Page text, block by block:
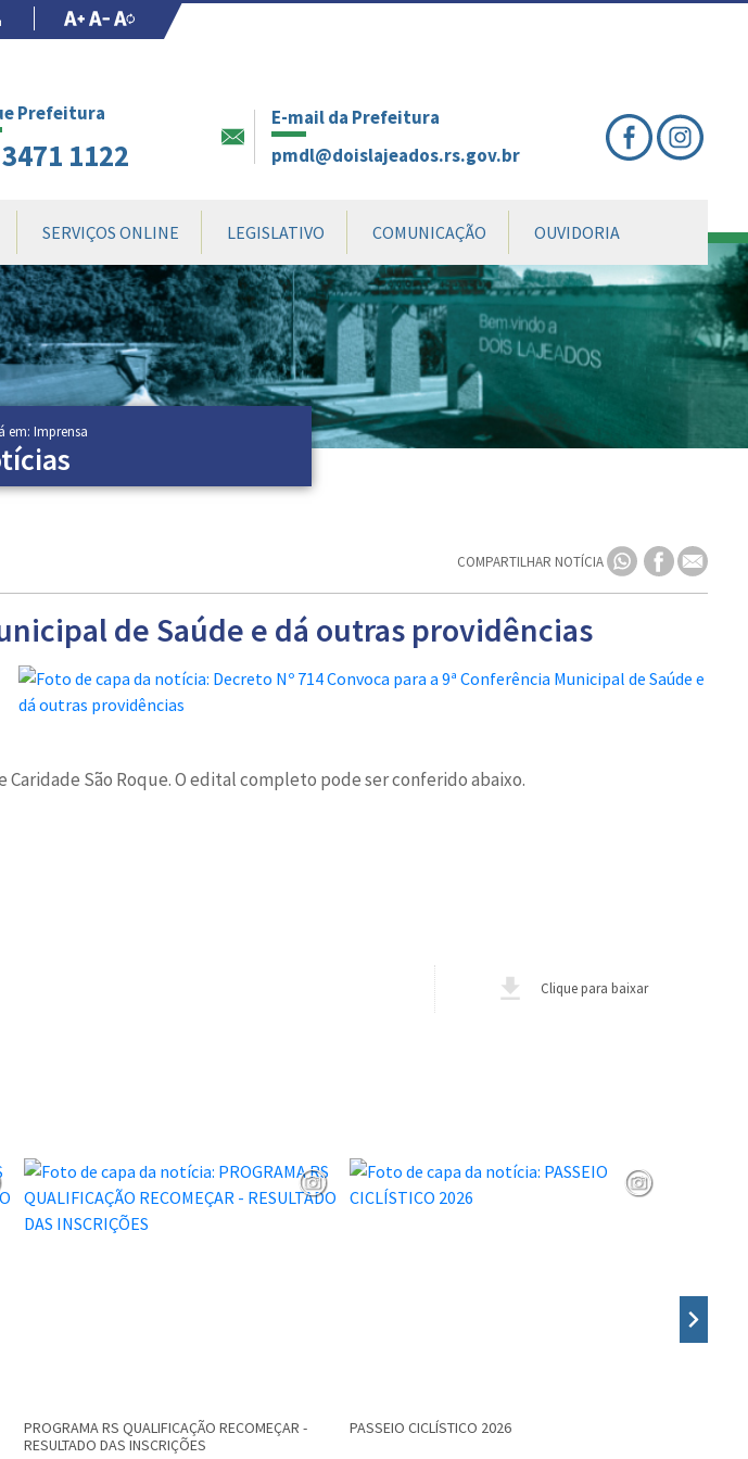
Mapa do Site Aumentar Fonte
Diminuir Fonte
Fonte Original
Prefeitura
3471 1122
E-mail da Prefeitura
pmdl@doislajeados.rs.gov.br
SERVIÇOS ONLINE LEGISLATIVO COMUNICAÇÃO OUVIDORIA
em: Imprensa
COMPARTILHAR NOTÍCIA
de Saúde e dá outras providências
São Roque. O edital completo pode ser conferido abaixo.
Clique para baixar
PROGRAMA RS QUALIFICAÇÃO RECOMEÇAR -
RESULTADO DAS INSCRIÇÕES
PASSEIO CICLÍSTICO 2026